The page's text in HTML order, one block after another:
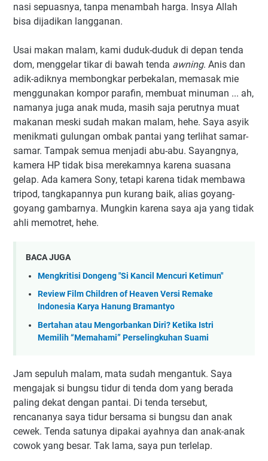
nasi sepuasnya, tanpa menambah harga. Insya Allah
bisa dijadikan langganan.
Usai makan malam, kami duduk-duduk di depan tenda
dom, menggelar tikar di bawah tenda awning. Anis dan
adik-adiknya membongkar perbekalan, memasak mie
menggunakan kompor parafin, membuat minuman ... ah,
namanya juga anak muda, masih saja perutnya muat
makanan meski sudah makan malam, hehe. Saya asyik
menikmati gulungan ombak pantai yang terlihat samar-
samar. Tampak semua menjadi abu-abu. Sayangnya,
kamera HP tidak bisa merekamnya karena suasana
gelap. Ada kamera Sony, tetapi karena tidak membawa
tripod, tangkapannya pun kurang baik, alias goyang-
goyang gambarnya. Mungkin karena saya aja yang tidak
ahli memotret, hehe.
BACA JUGA
Mengkritisi Dongeng "Si Kancil Mencuri Ketimun"
Review Film Children of Heaven Versi Remake
Indonesia Karya Hanung Bramantyo
Bertahan atau Mengorbankan Diri? Ketika Istri
Memilih “Memahami” Perselingkuhan Suami
Jam sepuluh malam, mata sudah mengantuk. Saya
mengajak si bungsu tidur di tenda dom yang berada
paling dekat dengan pantai. Di tenda tersebut,
rencananya saya tidur bersama si bungsu dan anak
cewek. Tenda satunya dipakai ayahnya dan anak-anak
cowok yang besar. Tak lama, saya pun terlelap.